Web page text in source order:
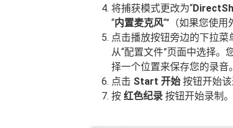
将捕获模式更改为“
“内置麦克风“”（如果您使用
点击播放按钮旁边的下拉菜
从“配置文件”页面中选择。
择一个位置来保存您的录音。
点击 Start 开始 按钮开始该
按 红色纪录 按钮开始录制